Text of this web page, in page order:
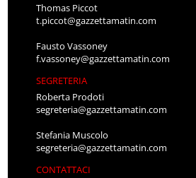
Thomas Piccot
t.piccot@gazzettamatin.com
Fausto Vassoney
f.vassoney@gazzettamatin.com
SEGRETERIA
Roberta Prodoti
segreteria@gazzettamatin.com
Stefania Muscolo
segreteria@gazzettamatin.com
CONTATTACI